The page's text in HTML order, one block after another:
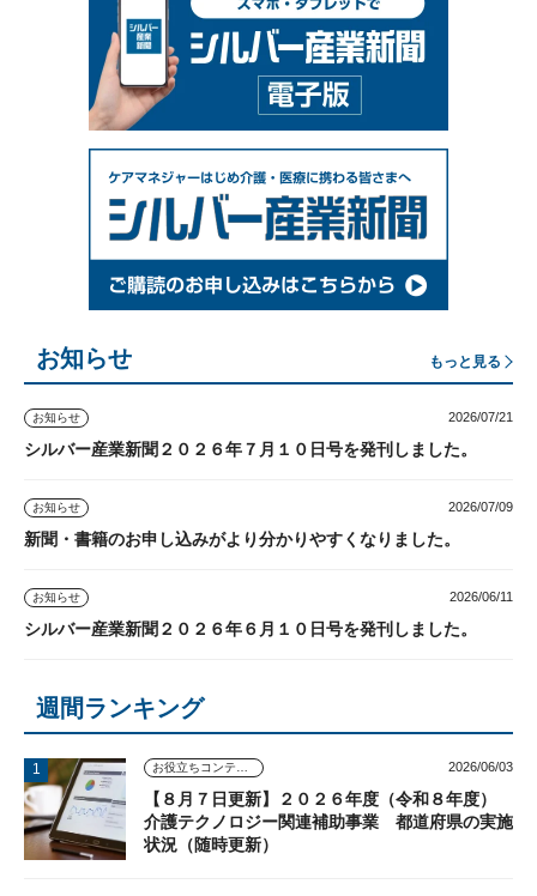
お知らせ もっと見る
お知らせ 2026/07/21
シルバー産業新聞２０２６年７月１０日号を発刊しました。
お知らせ 2026/07/09
新聞・書籍のお申し込みがより分かりやすくなりました。
お知らせ 2026/06/11
シルバー産業新聞２０２６年６月１０日号を発刊しました。
週間ランキング
2026/06/03
【８月７日更新】２０２６年度（令和８年度）
介護テクノロジー関連補助事業 都道府県の実施
状況（随時更新）